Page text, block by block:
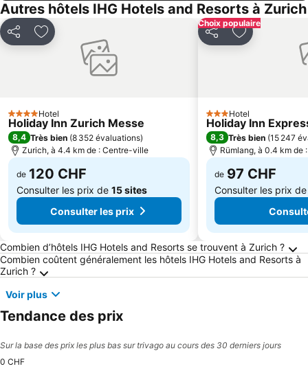
Autres hôtels IHG Hotels and Resorts à Zurich
PartagerAjouter à mes favoris
4 ÉtoilesHotel
Holiday Inn Zurich Messe
8,4 Très bien (8 352 évaluations)
Zurich, à 4.4 km de : Centre-ville
de 120 CHF
Consulter les prix de 15 sites
Consulter les prix
Choix populaire
PartagerAjouter à
3 Étoiles
Hotel
Holiday Inn
8,3 Très bien (15 247
Rümlang, à 0.4 km de
de 97 CHF
Consulter les prix
Frequently Asked Questions about Zurich
Combien d’hôtels IHG Hotels and Resorts se trouvent à Zurich ?
Combien coûtent généralement les hôtels IHG Hotels and Resorts à
Zurich ?
Voir plus
Tendance des prix
Sur la base des prix les plus bas sur trivago au cours des 30 derniers jours
0 CHF